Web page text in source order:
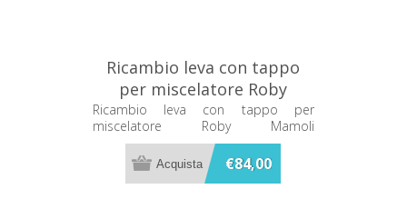
Ricambio leva con tappo
per miscelatore Roby
Mamoli V09079700001
Ricambio leva con tappo per
miscelatore Roby Mamoli
V09079700001
€84,00